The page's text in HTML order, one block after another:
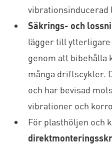
vibrationsinducerad
Säkrings- och
lägger till
genom att bibehålla
många driftscykler.
och har bevisad
vibrationer och
För plasthöljen och